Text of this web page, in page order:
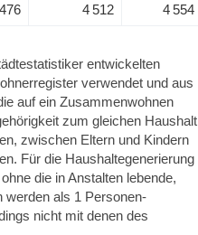
4 512 4 554
entwickelten
verwendet und aus
auf ein Zusammenwohnen
zum gleichen Haushalt
zwischen Eltern und Kindern
Für die Haushaltegenerierung
die in Anstalten lebende,
werden als 1 Personen-
nicht mit denen des